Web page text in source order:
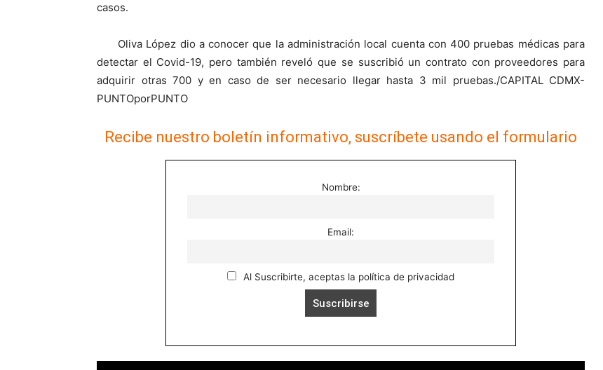
casos.
Oliva López dio a conocer que la administración local cuenta con 400 pruebas médicas para
detectar el Covid-19, pero también reveló que se suscribió un contrato con proveedores para
adquirir otras 700 y en caso de ser necesario llegar hasta 3 mil pruebas./CAPITAL CDMX-
PUNTOporPUNTO
Recibe nuestro boletín informativo, suscríbete usando el formulario
Nombre:
Email:
Al Suscribirte, aceptas la política de privacidad